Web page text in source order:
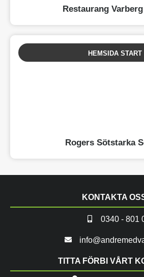
Restaurang
HEMSIDA START
Rogers Sötstarka
KONTAKTA
0340 - 801
TITTA FÖRBI VÅRT